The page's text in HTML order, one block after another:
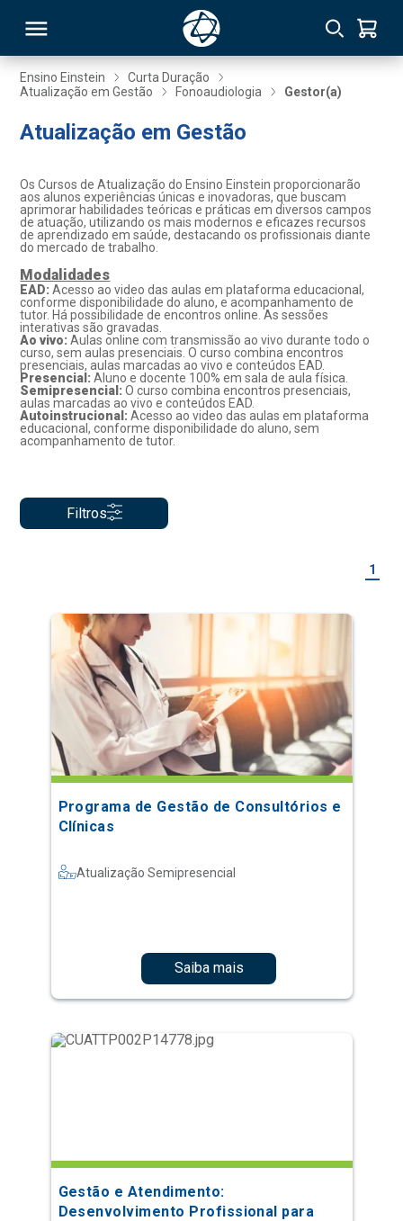
Ensino Einstein
Curta Duração
Atualização em Gestão
Fonoaudiologia Gestor(a)
Atualização em Gestão
Os Cursos de Atualização do Ensino Einstein proporcionarão
aos alunos experiências únicas e inovadoras, que buscam
aprimorar habilidades teóricas e práticas em diversos campos
de atuação, utilizando os mais modernos e eficazes recursos
de aprendizado em saúde, destacando os profissionais diante
do mercado de trabalho.
Modalidades
EAD:Acesso ao video das aulas em plataforma educacional,
conforme disponibilidade do aluno, e acompanhamento de
tutor. Há possibilidade de encontros online. As sessões
interativas são gravadas.
Ao vivo: Aulas online com transmissão ao vivo durante todo o
curso, sem aulas presenciais. O curso combina encontros
presenciais, aulas marcadas ao vivo e conteúdos EAD.
Presencial:Aluno e docente 100% em sala de aula física.
Semipresencial:O curso combina encontros presenciais,
aulas marcadas ao vivo e conteúdos EAD.
Autoinstrucional:Acesso ao video das aulas em plataforma
educacional, conforme disponibilidade do aluno, sem
acompanhamento de tutor.
Filtros
1
Programa de Gestão de Consultórios e
Clínicas
Atualização Semipresencial
Saiba mais
Gestão e Atendimento:
Desenvolvimento Profissional para